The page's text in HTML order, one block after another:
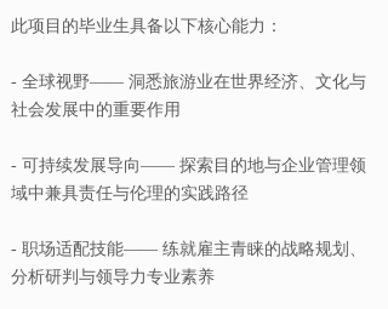
此项目的毕业生具备以下核心能力：
- 全球视野—— 洞悉旅游业在世界经济、文化与
社会发展中的重要作用
- 可持续发展导向—— 探索目的地与企业管理领
域中兼具责任与伦理的实践路径
- 职场适配技能—— 练就雇主青睐的战略规划、
分析研判与领导力专业素养